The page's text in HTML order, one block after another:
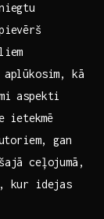
​kā
aspekti
‍ietekmē​
gan
ceļojumā,
kur idejas